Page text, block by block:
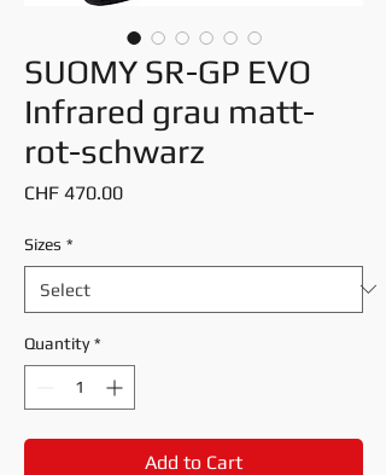
SUOMY SR-GP EVO
Infrared grau matt-
rot-schwarz
CHF 470.00Price
Sizes *
Quantity *
Add to Cart